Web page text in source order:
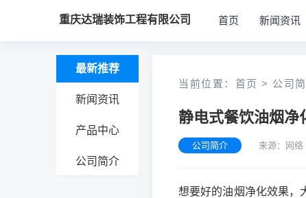
重庆达瑞装饰工程有限公司 首页 新闻资讯
最新推荐
新闻资讯
产品中心
公司简介
当前位置： 首页 > 公司
静电式餐饮油烟净
公司简介 来源：网
想要好的油烟净化效果，